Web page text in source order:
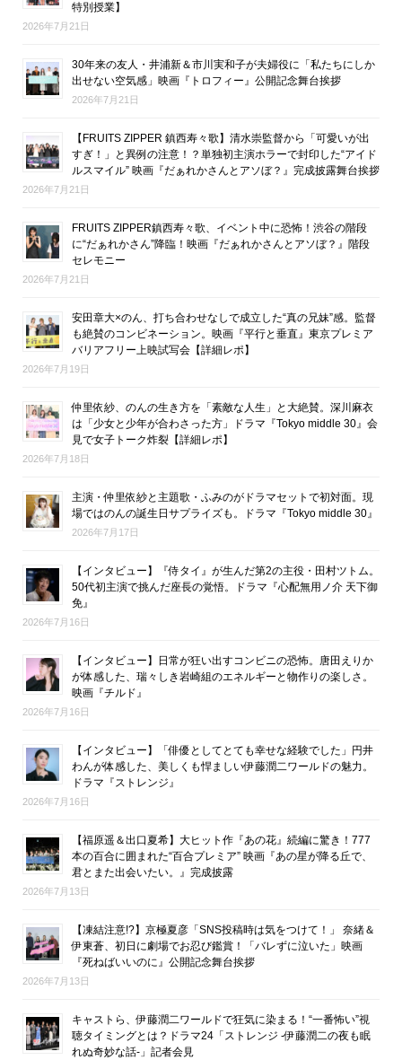
特別授業】
2026年7月21日
30年来の友人・井浦新＆市川実和子が夫婦役に「私たちにしか
出せない空気感」映画『トロフィー』公開記念舞台挨拶
2026年7月21日
【FRUITS ZIPPER 鎮西寿々歌】清水崇監督から「可愛いが出
すぎ！」と異例の注意！？単独初主演ホラーで封印した“アイド
ルスマイル” 映画『だぁれかさんとアソぼ？』完成披露舞台挨拶
2026年7月21日
FRUITS ZIPPER鎮西寿々歌、イベント中に恐怖！渋谷の階段
に“だぁれかさん”降臨！映画『だぁれかさんとアソぼ？』階段
セレモニー
2026年7月21日
安田章大×のん、打ち合わせなしで成立した“真の兄妹”感。監督
も絶賛のコンビネーション。映画『平行と垂直』東京プレミア
バリアフリー上映試写会【詳細レポ】
2026年7月19日
仲里依紗、のんの生き方を「素敵な人生」と大絶賛。深川麻衣
は「少女と少年が合わさった方」ドラマ『Tokyo middle 30』会
見で女子トーク炸裂【詳細レポ】
2026年7月18日
主演・仲里依紗と主題歌・ふみのがドラマセットで初対面。現
場ではのんの誕生日サプライズも。ドラマ『Tokyo middle 30』
2026年7月17日
【インタビュー】『侍タイ』が生んだ第2の主役・田村ツトム。
50代初主演で挑んだ座長の覚悟。ドラマ『心配無用ノ介 天下御
免』
2026年7月16日
【インタビュー】日常が狂い出すコンビニの恐怖。唐田えりか
が体感した、瑞々しき岩崎組のエネルギーと物作りの楽しさ。
映画『チルド』
2026年7月16日
【インタビュー】「俳優としてとても幸せな経験でした」円井
わんが体感した、美しくも悍ましい伊藤潤二ワールドの魅力。
ドラマ『ストレンジ』
2026年7月16日
【福原遥＆出口夏希】大ヒット作『あの花』続編に驚き！777
本の百合に囲まれた“百合プレミア” 映画『あの星が降る丘で、
君とまた出会いたい。』完成披露
2026年7月13日
【凍結注意!?】京極夏彦「SNS投稿時は気をつけて！」 奈緒＆
伊東蒼、初日に劇場でお忍び鑑賞！「バレずに泣いた」映画
『死ねばいいのに』公開記念舞台挨拶
2026年7月13日
キャストら、伊藤潤二ワールドで狂気に染まる！“一番怖い”視
聴タイミングとは？ドラマ24「ストレンジ -伊藤潤二の夜も眠
れぬ奇妙な話-」記者会見